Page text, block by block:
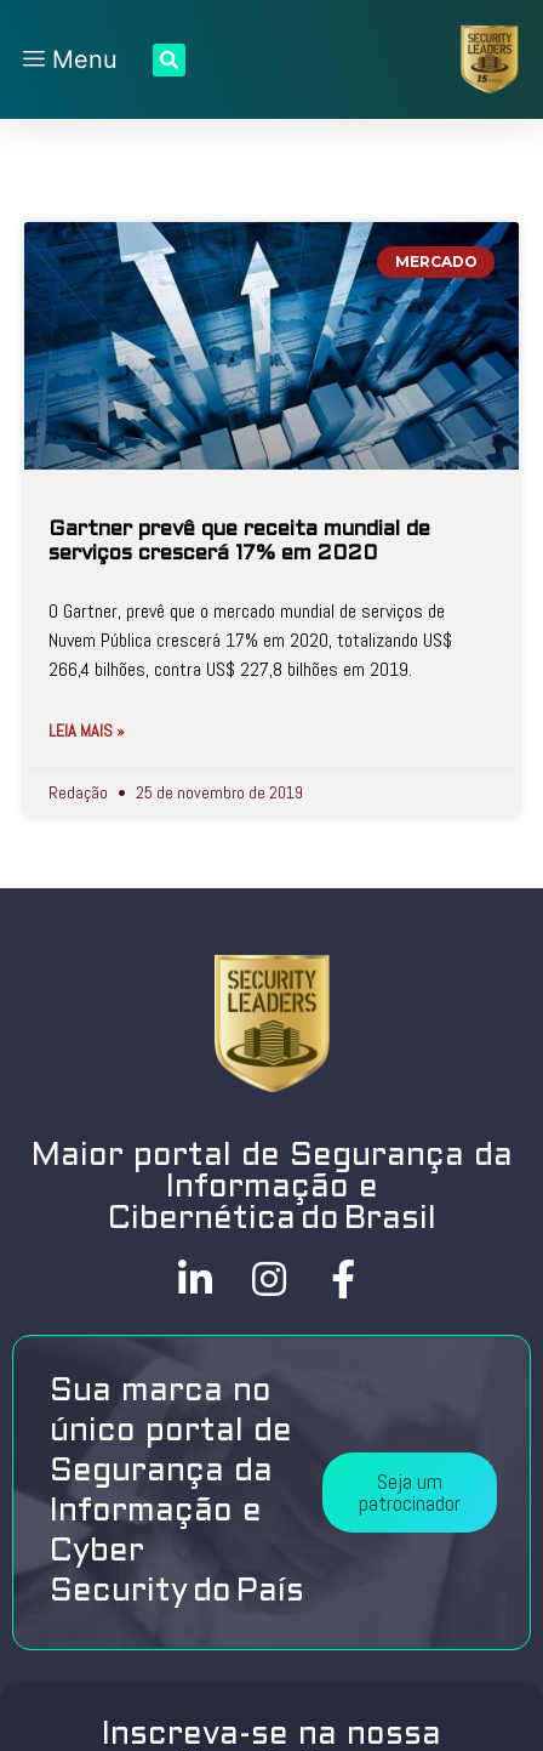
Menu
MERCADO
Gartner prevê que receita mundial de
serviços crescerá 17% em 2020
O Gartner, prevê que o mercado mundial de serviços de
Nuvem Pública crescerá 17% em 2020, totalizando US$
266,4 bilhões, contra US$ 227,8 bilhões em 2019.
LEIA MAIS »
Redação 25 de novembro de 2019
Maior portal de Segurança da
Informação e
Cibernética do Brasil
Sua marca no
único portal de
Segurança da
Informação e
Cyber
Security do País
Seja um
patrocinador
Inscreva-se na nossa